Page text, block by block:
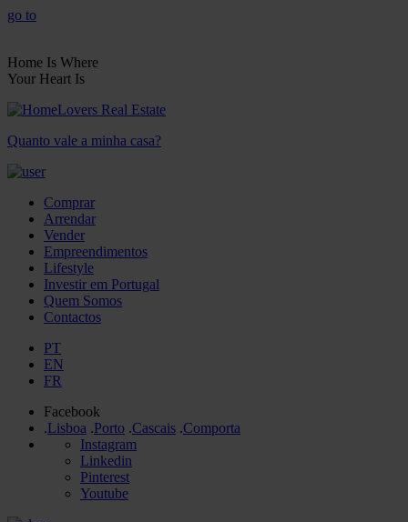
go to
Home Is Where
Your Heart Is
Quanto vale a minha casa?
Comprar
Arrendar
Vender
Empreendimentos
Lifestyle
Investir em Portugal
Quem Somos
Contactos
PT
EN
FR
Facebook
.Lisboa .Porto .Cascais .Comporta
Instagram
Linkedin
Pinterest
Youtube